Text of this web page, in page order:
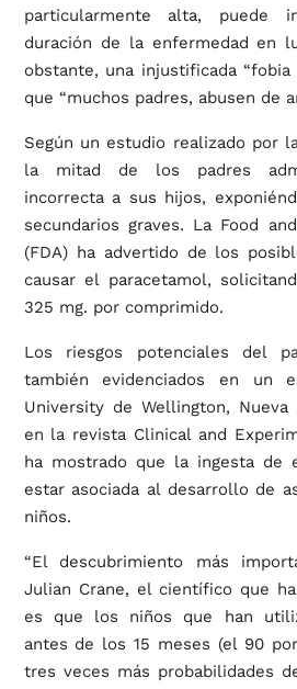
particularmente alta, puede
duración de la enfermedad en
obstante, una injustificada
que “muchos padres, abusen de
Según un estudio realizado por
la mitad de los padres
incorrecta a sus hijos,
secundarios graves. La Food
(FDA) ha advertido de los
causar el paracetamol,
325 mg. por comprimido.
Los riesgos potenciales del
también evidenciados en un
University de Wellington, Nueva
en la revista Clinical and
ha mostrado que la ingesta de
estar asociada al desarrollo de
niños.
“El descubrimiento más
Julian Crane, el científico que
es que los niños que han
antes de los 15 meses (el 90
tres veces más probabilidades